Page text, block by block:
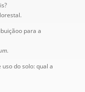
para a
.
do solo: qual a